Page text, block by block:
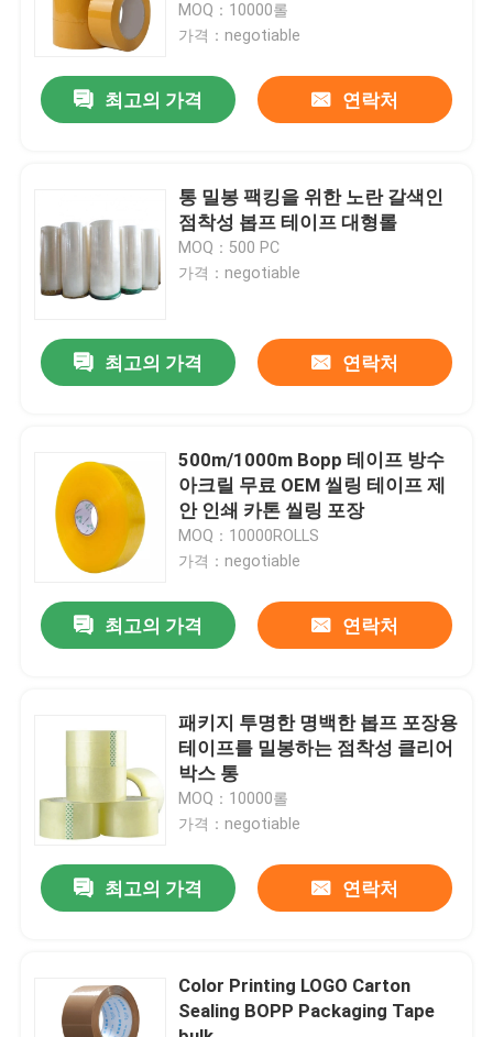
제품
우리에 대하여
공장 여행
연락주세요
인용문을 요구하세요
봅프 접착 테이프
PET 접착 테이프
MOQ：10000롤
가격：negotiable
최고의 가격 연락처
통 밀봉 팩킹을 위한 노란 갈색인
점착성 봅프 테이프 대형롤
MOQ：500 PC
가격：negotiable
최고의 가격 연락처
500m/1000m Bopp 테이프 방수
아크릴 무료 OEM 씰링 테이프 제
안 인쇄 카톤 씰링 포장
MOQ：10000ROLLS
가격：negotiable
최고의 가격 연락처
패키지 투명한 명백한 봅프 포장용
테이프를 밀봉하는 점착성 클리어
박스 통
MOQ：10000롤
가격：negotiable
최고의 가격 연락처
Color Printing LOGO Carton
Sealing BOPP Packaging Tape